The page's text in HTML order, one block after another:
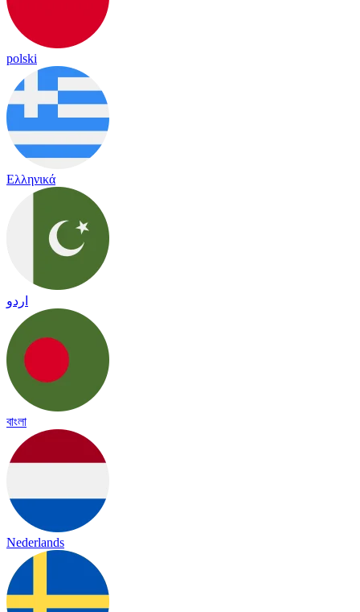
polski
Ελληνικά
اردو
বাংলা
Nederlands